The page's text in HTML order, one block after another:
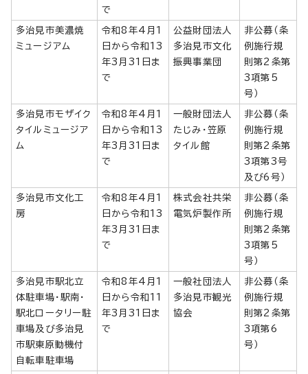
で
多治見市美濃焼
ミュージアム
令和8年4月1
日から令和13
年3月31日ま
で
公益財団法人
多治見市文化
振興事業団
非公募（条
例施行規
則第2条第
3項第5
号）
多治見市モザイク
タイルミュージア
ム
令和8年4月1
日から令和13
年3月31日ま
で
一般財団法人
たじみ・笠原
タイル館
非公募（条
例施行規
則第2条第
3項第3号
及び6号）
多治見市文化工
房
令和8年4月1
日から令和13
年3月31日ま
で
株式会社共栄
電気炉製作所
非公募（条
例施行規
則第2条第
3項第5
号）
多治見市駅北立
体駐車場・駅南・
駅北ロータリー駐
車場及び多治見
市駅東原動機付
自転車駐車場
令和8年4月1
日から令和11
年3月31日ま
で
一般社団法人
多治見市観光
協会
非公募（条
例施行規
則第2条第
3項第6
号）